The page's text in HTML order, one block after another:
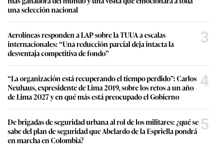
una selección nacional
Aerolíneas responden a LAP sobre la TUUA a escalas
internacionales: “Una reducción parcial deja intacta la
desventaja competitiva de fondo”
3
“La organización está recuperando el tiempo perdido”: Carlos
Neuhaus, expresidente de Lima 2019, sobre los retos a un año
de Lima 2027 y en qué más está preocupado el Gobierno
4
De brigadas de seguridad urbana al rol de los militares: ¿qué se
sabe del plan de seguridad que Abelardo de la Espriella pondrá
en marcha en Colombia?
5